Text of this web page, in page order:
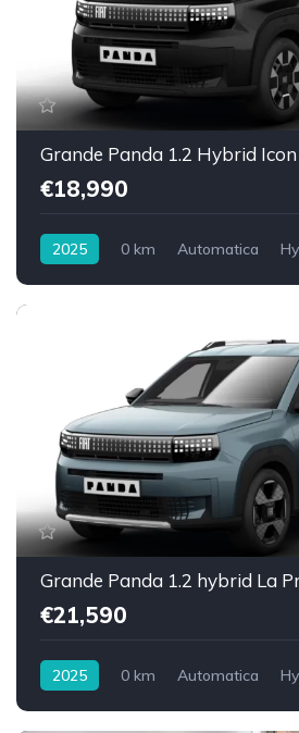
Grande Panda 1.2 Hybrid
€18,990
2025 0 km Automatica
Grande Panda 1.2 hybrid La
€21,590
2025 0 km Automatica